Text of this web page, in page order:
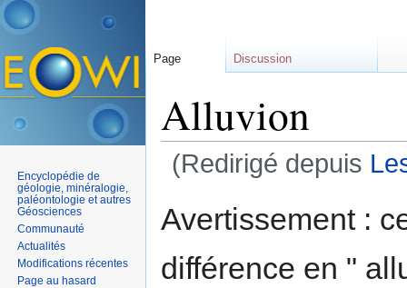
Alluvion
(Redirigé depuis
Avertissement :
différence en "
Page Discussion
Encyclopédie de
géologie, minéralogie,
paléontologie et autres
Géosciences
Communauté
Actualités
Modifications récentes
Page au hasard